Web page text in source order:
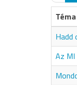
Hadd
Az MI